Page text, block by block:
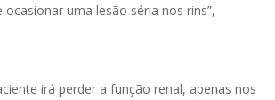
uma lesão séria nos rins”,
irá perder a função renal, apenas nos